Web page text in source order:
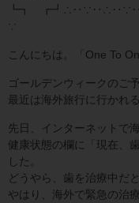
┗┓
∵
こんにちは。「One To
ゴールデンウィークのご
最近は海外旅行に行かれ
先日、インターネットで
健康状態の欄に「現在、
した。
どうやら、歯を治療中だ
やはり、海外で緊急の治